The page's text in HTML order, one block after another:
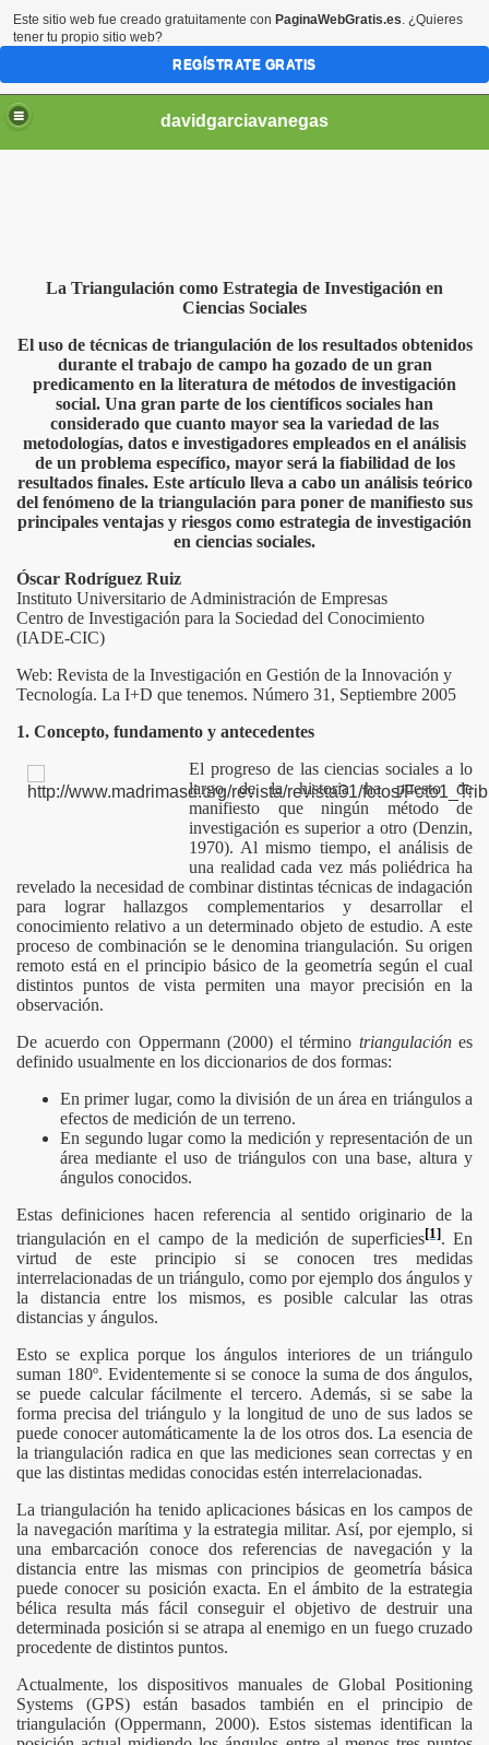
davidgarciavanegas
La Triangulación como Estrategia de Investigación en
Ciencias Sociales
El uso de técnicas de triangulación de los resultados obtenidos
durante el trabajo de campo ha gozado de un gran
predicamento en la literatura de métodos de investigación
social. Una gran parte de los científicos sociales han
considerado que cuanto mayor sea la variedad de las
metodologías, datos e investigadores empleados en el análisis
de un problema específico, mayor será la fiabilidad de los
resultados finales. Este artículo lleva a cabo un análisis teórico
del fenómeno de la triangulación para poner de manifiesto sus
principales ventajas y riesgos como estrategia de investigación
en ciencias sociales.
Óscar Rodríguez Ruiz
Instituto Universitario de Administración de Empresas
Centro de Investigación para la Sociedad del Conocimiento
(IADE-CIC)
Web: Revista de la Investigación en Gestión de la Innovación y
Tecnología. La I+D que tenemos. Número 31, Septiembre 2005
1. Concepto, fundamento y antecedentes
El progreso de las ciencias sociales a lo
largo de la historia ha puesto de
manifiesto que ningún método de
investigación es superior a otro (Denzin,
1970). Al mismo tiempo, el análisis de
una realidad cada vez más poliédrica ha
revelado la necesidad de combinar distintas técnicas de indagación
para lograr hallazgos complementarios y desarrollar el
conocimiento relativo a un determinado objeto de estudio. A este
proceso de combinación se le denomina triangulación. Su origen
remoto está en el principio básico de la geometría según el cual
distintos puntos de vista permiten una mayor precisión en la
observación.
De acuerdo con Oppermann (2000) el término triangulaciónes
definido usualmente en los diccionarios de dos formas:
En primer lugar, como la división de un área en triángulos a
efectos de medición de un terreno.
En segundo lugar como la medición y representación de un
área mediante el uso de triángulos con una base, altura y
ángulos conocidos.
Estas definiciones hacen referencia al sentido originario de la
triangulación en el campo de la medición de superficies[1]. En
virtud de este principio si se conocen tres medidas
interrelacionadas de un triángulo, como por ejemplo dos ángulos y
la distancia entre los mismos, es posible calcular las otras
distancias y ángulos.
Esto se explica porque los ángulos interiores de un triángulo
suman 180º. Evidentemente si se conoce la suma de dos ángulos,
se puede calcular fácilmente el tercero. Además, si se sabe la
forma precisa del triángulo y la longitud de uno de sus lados se
puede conocer automáticamente la de los otros dos. La esencia de
la triangulación radica en que las mediciones sean correctas y en
que las distintas medidas conocidas estén interrelacionadas.
La triangulación ha tenido aplicaciones básicas en los campos de
la navegación marítima y la estrategia militar. Así, por ejemplo, si
una embarcación conoce dos referencias de navegación y la
distancia entre las mismas con principios de geometría básica
puede conocer su posición exacta. En el ámbito de la estrategia
bélica resulta más fácil conseguir el objetivo de destruir una
determinada posición si se atrapa al enemigo en un fuego cruzado
procedente de distintos puntos.
Actualmente, los dispositivos manuales de Global Positioning
Systems (GPS) están basados también en el principio de
triangulación (Oppermann, 2000). Estos sistemas identifican la
INVESTIG
Este sitio web fue creado gratuitamente con PaginaWebGratis.es. ¿Quieres
tener tu propio sitio web?
REGÍSTRATE GRATIS